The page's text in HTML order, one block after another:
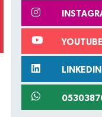
YOUTUBE
LINKEDIN